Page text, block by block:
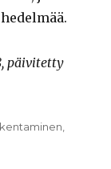
päivitetty